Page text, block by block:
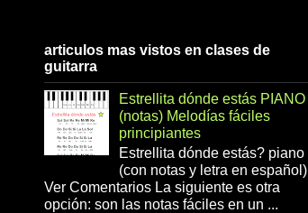
articulos mas vistos en clases de
guitarra
Estrellita dónde estás PIANO
(notas) Melodías fáciles
principiantes
Estrellita dónde estás? piano
(con notas y letra en español)
Ver Comentarios La siguiente es otra
opción: son las notas fáciles en un ...